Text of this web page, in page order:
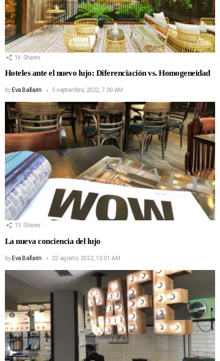
16 Shares
Hoteles ante el nuevo lujo: Diferenciación vs. Homogeneidad
by Eva Ballarin 5 septiembre, 2022, 7:00 AM
13 Shares
La nueva conciencia del lujo
by Eva Ballarin 22 agosto, 2022, 10:01 AM